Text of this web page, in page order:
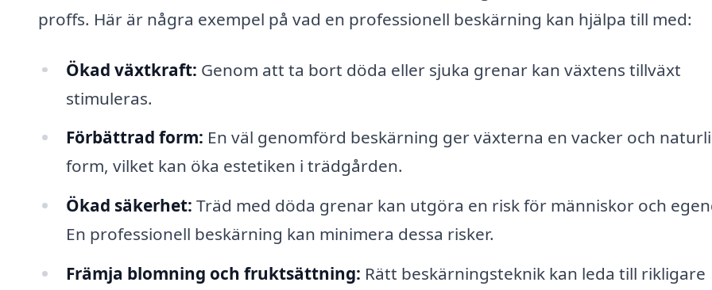
proffs. Här är några exempel på vad en professionell beskärning kan hjälpa till med:
Ökad växtkraft: Genom att ta bort döda eller sjuka grenar kan växtens tillväxt
stimuleras.
Förbättrad form: En väl genomförd beskärning ger växterna en vacker och
form, vilket kan öka estetiken i trädgården.
Ökad säkerhet: Träd med döda grenar kan utgöra en risk för människor och
En professionell beskärning kan minimera dessa risker.
Främja blomning och fruktsättning: Rätt beskärningsteknik kan leda till rikligare